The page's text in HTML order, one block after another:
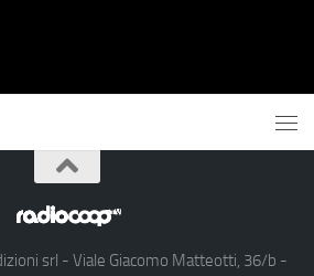
srl - Viale Giacomo Matteotti, 36/b -